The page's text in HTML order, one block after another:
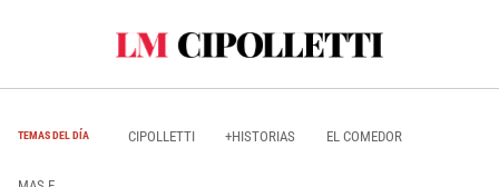
TEMAS DEL DÍA CIPOLLETTI +HISTORIAS EL COMEDOR